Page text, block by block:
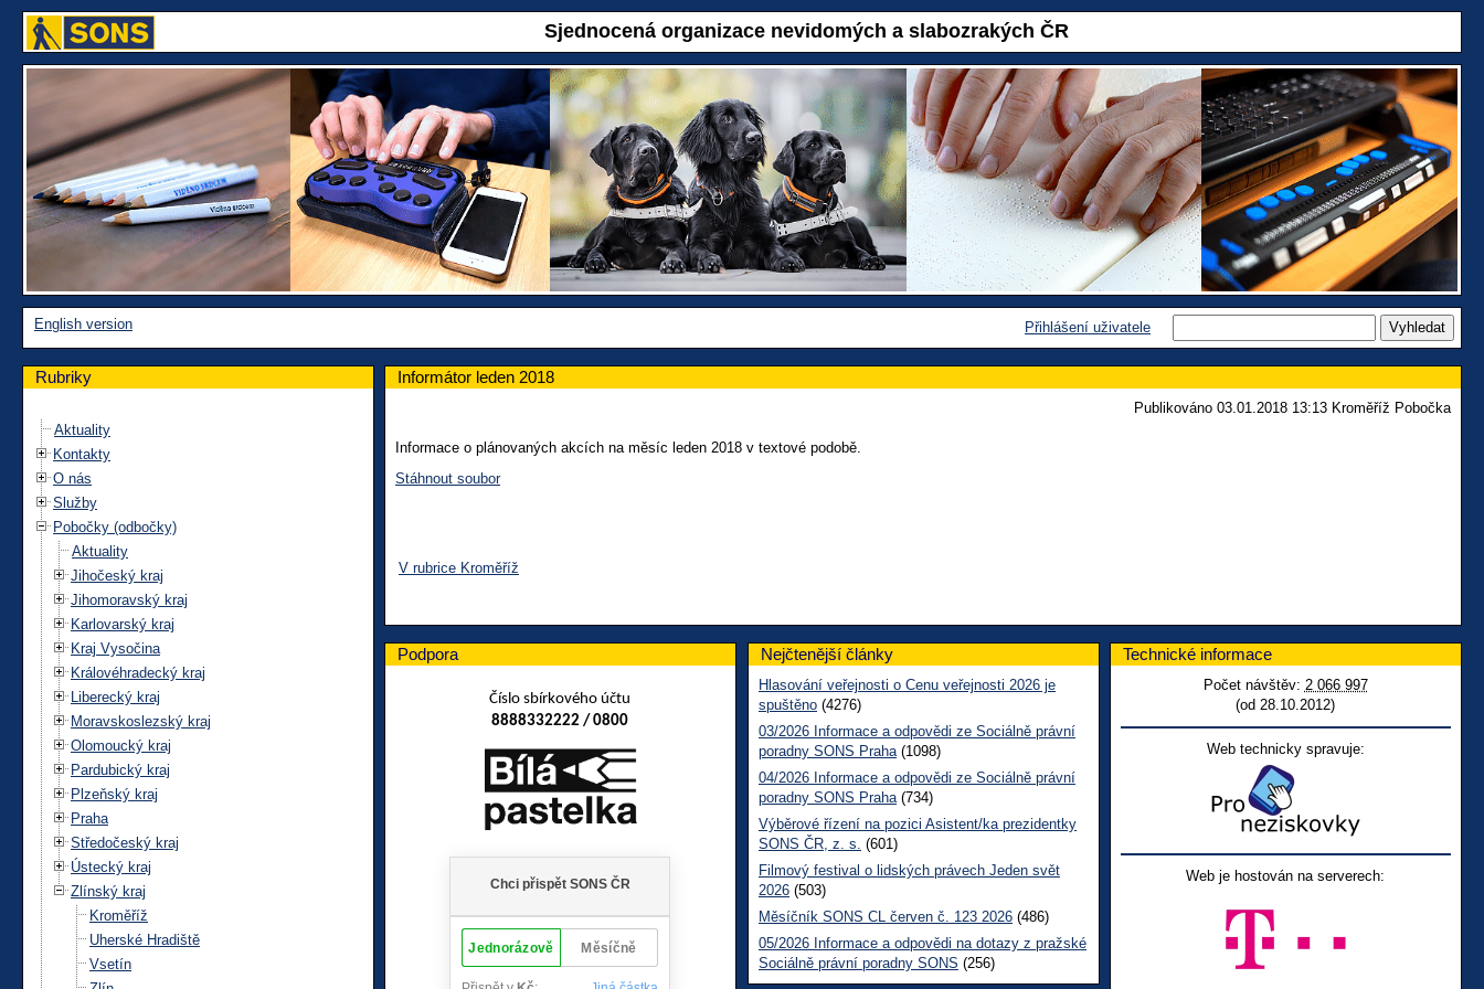
Sjednocená organizace nevidomých a slabozrakých ČR
English version Přihlášení uživatele
Rubriky
Aktuality
Kontakty
O nás
Služby
Pobočky (odbočky)
Aktuality
Jihočeský kraj
Jihomoravský kraj
Karlovarský kraj
Kraj Vysočina
Královéhradecký kraj
Liberecký kraj
Moravskoslezský kraj
Olomoucký kraj
Pardubický kraj
Plzeňský kraj
Praha
Středočeský kraj
Ústecký kraj
Zlínský kraj
Kroměříž
Uherské Hradiště
Vsetín
Informátor leden 2018
Publikováno 03.01.2018 13:13 Kroměříž Pobočka
Informace o plánovaných akcích na měsíc leden 2018 v textové podobě.
Stáhnout soubor
V rubrice Kroměříž
Podpora
Číslo sbírkového účtu
8888332222 / 0800
Nejčtenější články
Hlasování veřejnosti o Cenu veřejnosti 2026 je
spuštěno (4276)
03/2026 Informace a odpovědi ze Sociálně právní
poradny SONS Praha (1098)
04/2026 Informace a odpovědi ze Sociálně právní
poradny SONS Praha (734)
Výběrové řízení na pozici Asistent/ka prezidentky
SONS ČR, z. s. (601)
Filmový festival o lidských právech Jeden svět
2026 (503)
Měsíčník SONS CL červen č. 123 2026 (486)
05/2026 Informace a odpovědi na dotazy z pražské
Sociálně právní poradny SONS (256)
Technické informace
Počet návštěv: 2 066 997
(od 28.10.2012)
Web technicky spravuje:
Web je hostován na serverech: